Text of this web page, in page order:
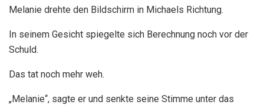
Melanie drehte den Bildschirm in Michaels Richtung.
In seinem Gesicht spiegelte sich Berechnung noch vor der
Schuld.
Das tat noch mehr weh.
„Melanie“, sagte er und senkte seine Stimme unter das